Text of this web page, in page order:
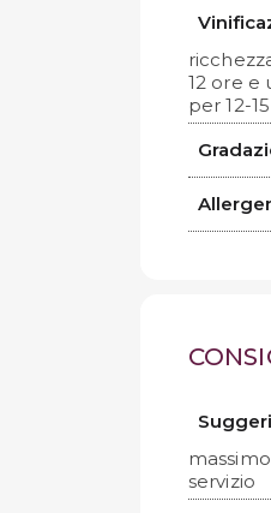
12 ore e
per 12-
servizio